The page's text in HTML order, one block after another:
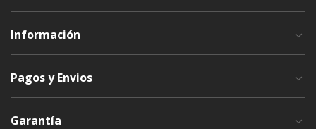
Información
Pagos y Envios
Garantía